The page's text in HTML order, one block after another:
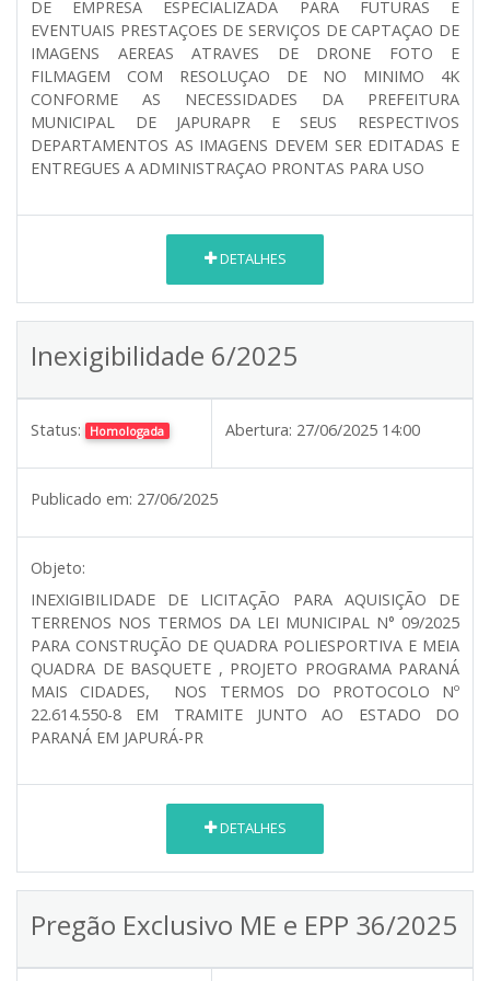
DE EMPRESA ESPECIALIZADA PARA FUTURAS E
EVENTUAIS PRESTAÇOES DE SERVIÇOS DE CAPTAÇAO DE
IMAGENS AEREAS ATRAVES DE DRONE FOTO E
FILMAGEM COM RESOLUÇAO DE NO MINIMO 4K
CONFORME AS NECESSIDADES DA PREFEITURA
MUNICIPAL DE JAPURAPR E SEUS RESPECTIVOS
DEPARTAMENTOS AS IMAGENS DEVEM SER EDITADAS E
ENTREGUES A ADMINISTRAÇAO PRONTAS PARA USO
DETALHES
Inexigibilidade 6/2025
Status: Homologada Abertura: 27/06/2025 14:00
Publicado em: 27/06/2025
Objeto:
INEXIGIBILIDADE DE LICITAÇÃO PARA AQUISIÇÃO DE
TERRENOS NOS TERMOS DA LEI MUNICIPAL N° 09/2025
PARA CONSTRUÇÃO DE QUADRA POLIESPORTIVA E MEIA
QUADRA DE BASQUETE , PROJETO PROGRAMA PARANÁ
MAIS CIDADES, NOS TERMOS DO PROTOCOLO Nº
22.614.550-8 EM TRAMITE JUNTO AO ESTADO DO
PARANÁ EM JAPURÁ-PR
DETALHES
Pregão Exclusivo ME e EPP 36/2025